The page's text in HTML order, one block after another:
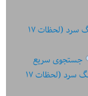
قطعه جاده‌ها: موسیقی متن سریال جنگ سرد (لحظات ۱۷
جستجوی سریع
قطعه جاده‌ها: موسیقی متن سریال جنگ سرد (لحظات ۱۷